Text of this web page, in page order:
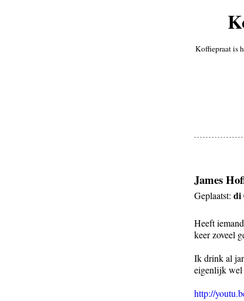
Koffiepraat is
James
Geplaatst:di
Heeft
keer zoveel
Ik drink al
eigenlijk wel
http://